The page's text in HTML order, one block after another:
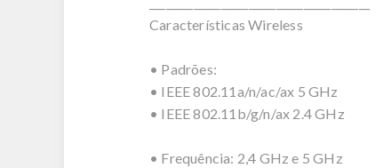
Características Wireless
• Padrões:
• IEEE 802.11a/n/ac/ax 5 GHz
• IEEE 802.11b/g/n/ax 2.4 GHz
• Frequência: 2,4 GHz e 5 GHz